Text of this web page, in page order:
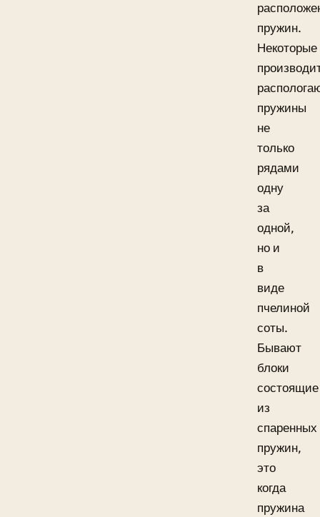
пружин.
Некоторые
пружины
не
только
рядами
одну
за
одной,
но и
в
виде
пчелиной
соты.
Бывают
блоки
состоящие
из
спаренных
пружин,
это
когда
пружина